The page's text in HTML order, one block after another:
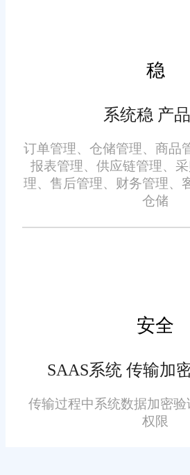
平台订单生成后，系
货仓库，自动生成发
多平台电商ERP软
合多仓管理?旺店通
ERP针对性解决了多
营的核心痛点，实现
免责声明：本网站尽可能确保发布信息的
容，包括但不限于文字、图片、标识、广
单位或个人认为本网站中的网页或链接内
嫌侵犯知识产权时，请及时与我们联系，
明及详细不实或侵权情况证明，我们将尽
稳
系统稳 产
订单管理、仓储管理、商品
报表管理、供应链管理、
理、售后管理、财务管理、
仓储
安全
SAAS系统 传输加
传输过程中系统数据加密
权限